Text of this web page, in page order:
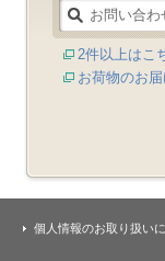
2件以上はこ
お荷物のお
個人情報のお取り扱い